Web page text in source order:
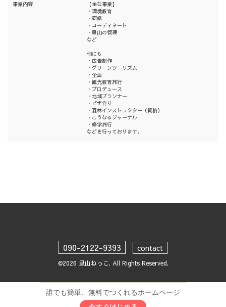
事業内容
【主な事業】
・環境教育
・研修
・コーディネート
・里山の管理
など
他にも
・広告制作
・グリーンツーリズム
・企画
・観光教育旅行
・プロデュース
・地域プランナー
・ピザ作り
・森林インストラクター（資格）
・こうなるジャーナル
・修学旅行
などを行っております。
090-2122-9393 contact
©2026 里山ねっこ. All Rights Reserved.
誰でも簡単、無料でつくれるホームページ